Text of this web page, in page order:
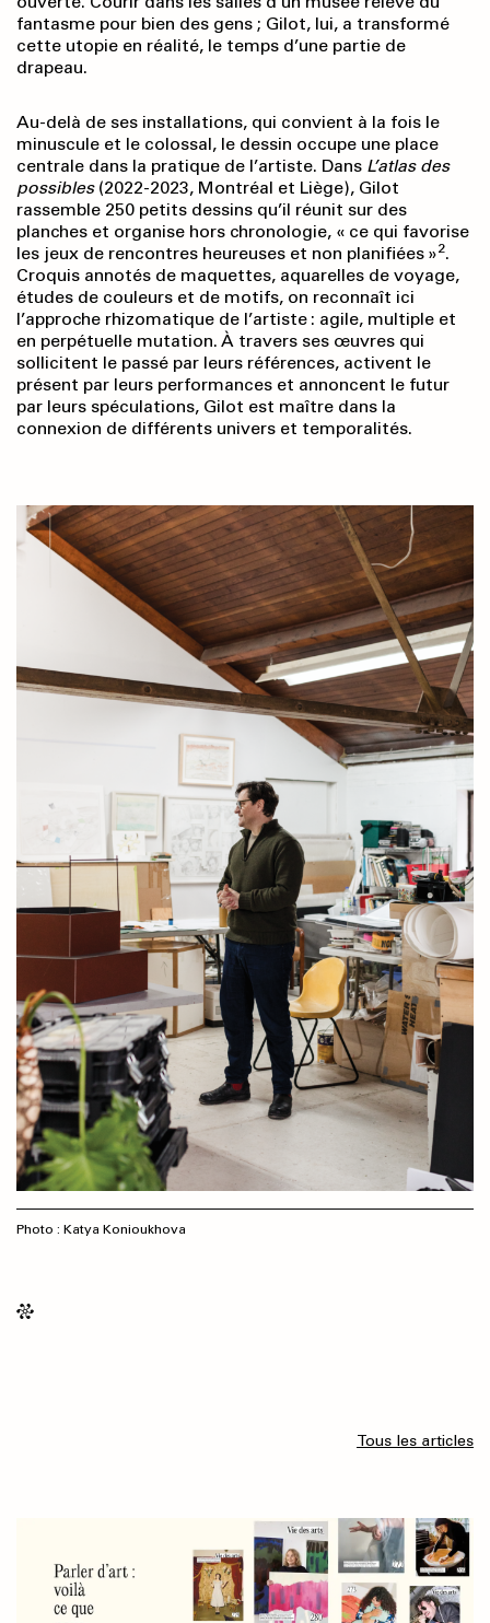
fantasme pour bien des gens ; Gilot, lui, a transformé
cette utopie en réalité, le temps d’une partie de
drapeau.
Au-delà de ses installations, qui convient à la fois le
minuscule et le colossal, le dessin occupe une place
centrale dans la pratique de l’artiste. Dans L’atlas des
possibles(2022-2023, Montréal et Liège), Gilot
rassemble 250 petits dessins qu’il réunit sur des
planches et organise hors chronologie, « ce qui favorise
les jeux de rencontres heureuses et non planifiées »2.
Croquis annotés de maquettes, aquarelles de voyage,
études de couleurs et de motifs, on reconnaît ici
l’approche rhizomatique de l’artiste : agile, multiple et
en perpétuelle mutation. À travers ses œuvres qui
sollicitent le passé par leurs références, activent le
présent par leurs performances et annoncent le futur
par leurs spéculations, Gilot est maître dans la
connexion de différents univers et temporalités.
Photo : Katya Konioukhova
Tous les articles